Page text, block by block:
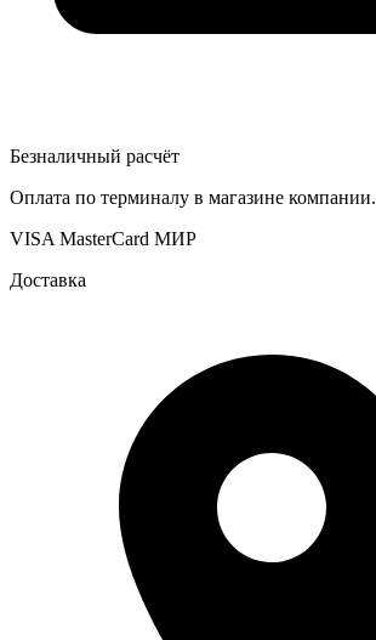
Безналичный расчёт
Оплата по терминалу в магазине компании.
VISA MasterCard МИР
Доставка